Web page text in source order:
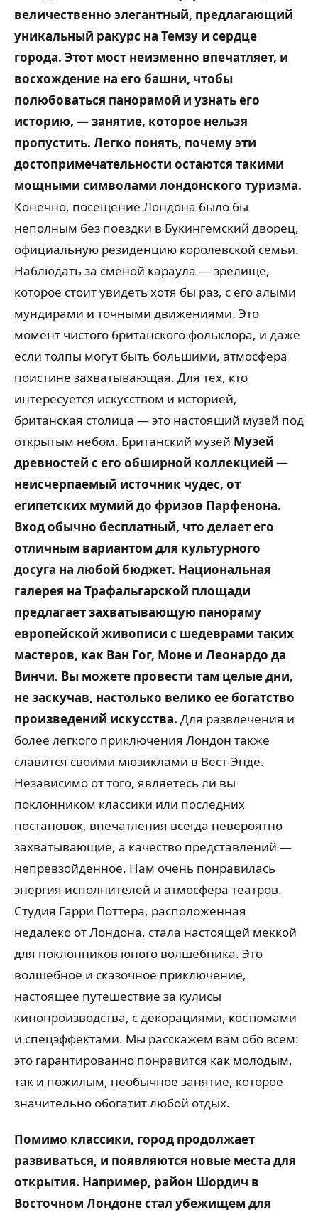
величественно элегантный, предлагающий
уникальный ракурс на Темзу и сердце
города. Этот мост неизменно впечатляет, и
восхождение на его башни, чтобы
полюбоваться панорамой и узнать его
историю, — занятие, которое нельзя
пропустить. Легко понять, почему эти
достопримечательности остаются такими
мощными символами лондонского туризма.
Конечно, посещение Лондона было бы
неполным без поездки в Букингемский дворец,
официальную резиденцию королевской семьи.
Наблюдать за сменой караула — зрелище,
которое стоит увидеть хотя бы раз, с его алыми
мундирами и точными движениями. Это
момент чистого британского фольклора, и даже
если толпы могут быть большими, атмосфера
поистине захватывающая. Для тех, кто
интересуется искусством и историей,
британская столица — это настоящий музей под
открытым небом. Британский музей Музей
древностей с его обширной коллекцией —
неисчерпаемый источник чудес, от
египетских мумий до фризов Парфенона.
Вход обычно бесплатный, что делает его
отличным вариантом для культурного
досуга на любой бюджет. Национальная
галерея на Трафальгарской площади
предлагает захватывающую панораму
европейской живописи с шедеврами таких
мастеров, как Ван Гог, Моне и Леонардо да
Винчи. Вы можете провести там целые дни,
не заскучав, настолько велико ее богатство
произведений искусства. Для развлечения и
более легкого приключения Лондон также
славится своими мюзиклами в Вест-Энде.
Независимо от того, являетесь ли вы
поклонником классики или последних
постановок, впечатления всегда невероятно
захватывающие, а качество представлений —
непревзойденное. Нам очень понравилась
энергия исполнителей и атмосфера театров.
Студия Гарри Поттера, расположенная
недалеко от Лондона, стала настоящей меккой
для поклонников юного волшебника. Это
волшебное и сказочное приключение,
настоящее путешествие за кулисы
кинопроизводства, с декорациями, костюмами
и спецэффектами. Мы расскажем вам обо всем:
это гарантированно понравится как молодым,
так и пожилым, необычное занятие, которое
значительно обогатит любой отдых.
Помимо классики, город продолжает
развиваться, и появляются новые места для
открытия. Например, район Шордич в
Восточном Лондоне стал убежищем для